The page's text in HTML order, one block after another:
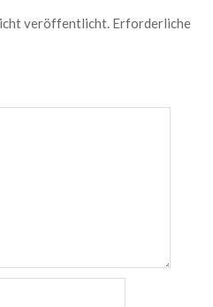
veröffentlicht. Erforderliche